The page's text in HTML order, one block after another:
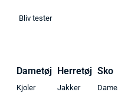
Bliv tester
Dametøj
Kjoler
Herretøj
Jakker
Sko